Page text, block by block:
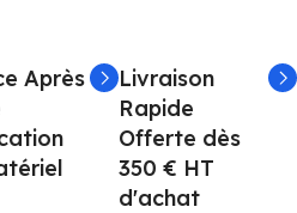
Après
Livraison
Rapide
Offerte dès
350 € HT
d'achat